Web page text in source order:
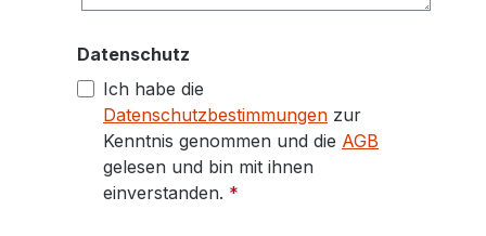
Datenschutz
Ich habe die
Datenschutzbestimmungen zur
Kenntnis genommen und die AGB
gelesen und bin mit ihnen
einverstanden. *